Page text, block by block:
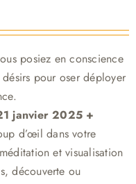
posiez en conscience
pour oser déployer
janvier 2025 +
d’œil dans votre
et visualisation
découverte ou